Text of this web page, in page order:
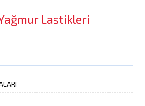
Lastikleri